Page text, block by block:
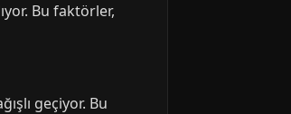
Bu faktörler,
geçiyor. Bu